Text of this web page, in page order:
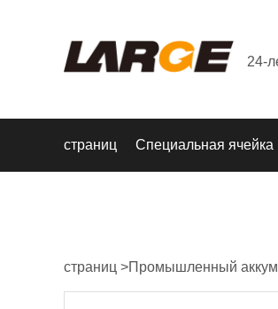
24-
страниц Специальная ячейка
страниц >Промышленный